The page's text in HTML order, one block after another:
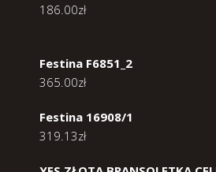
186.00zł
Festina F6851_2
365.00zł
Festina 16908/1
319.13zł